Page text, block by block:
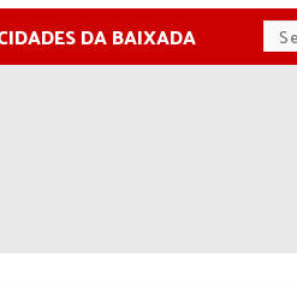
DA BAIXADA